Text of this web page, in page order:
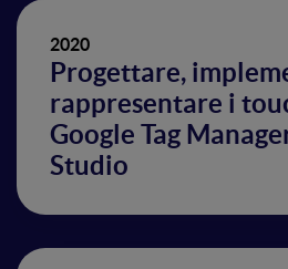
2020
Progettare,
rappresentare i
Google Tag
Studio